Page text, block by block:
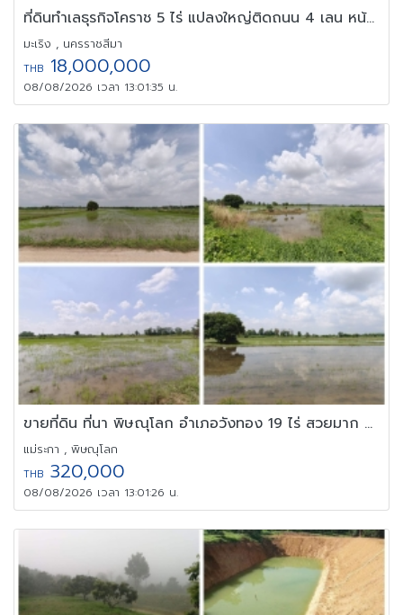
ที่ดินทำเลธุรกิจโคราช 5 ไร่ แปลงใหญ่ติดถนน 4 เลน หน้ากว้าง 51 ม.
มะเริง , นครราชสีมา
THB 18,000,000
08/08/2026 เวลา 13:01:35 น.
ขายที่ดิน ที่นา พิษณุโลก อำเภอวังทอง 19 ไร่ สวยมาก วิวนาสวย อากาศ
แม่ระกา , พิษณุโลก
THB 320,000
08/08/2026 เวลา 13:01:26 น.